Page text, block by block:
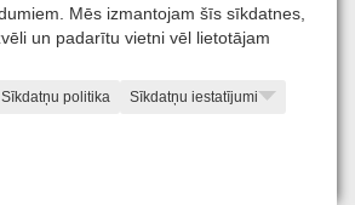
Mēs izmantojam šīs sīkdatnes,
un padarītu vietni vēl lietotājam
Sīkdatņu politika Sīkdatņu iestatījumi